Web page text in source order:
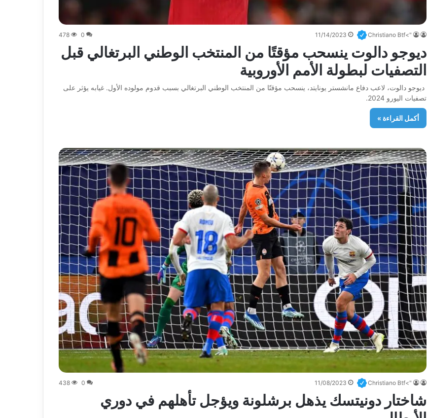
">Christiano Btf
11/14/2023
0
478
ديوجو دالوت ينسحب مؤقتًا من المنتخب الوطني البرتغالي قبل
التصفيات لبطولة الأمم الأوروبية
ديوجو دالوت، لاعب دفاع مانشستر يونايتد، ينسحب مؤقتًا من المنتخب الوطني البرتغالي بسبب قدوم مولوده الأول. غيابه يؤثر على
تصفيات اليورو 2024.
أكمل القراءة »
">Christiano Btf
11/08/2023
0
438
شاختار دونيتسك يذهل برشلونة ويؤجل تأهلهم في دوري